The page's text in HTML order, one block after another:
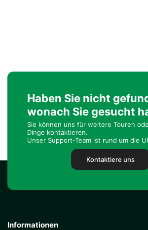
Haben Sie nicht
wonach Sie gesucht
Sie können uns für weitere Touren
Dinge kontaktieren.
Unser Support-Team ist rund um die
Kontaktiere uns
Informationen